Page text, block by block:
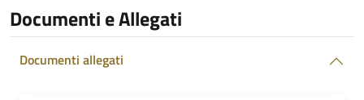
Documenti e Allegati
Documenti allegati